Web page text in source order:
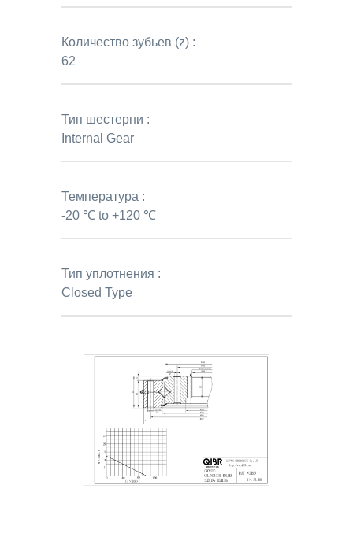
Количество зубьев (z) :
62
Тип шестерни :
Internal Gear
Температура :
-20 ℃ to +120 ℃
Тип уплотнения :
Closed Type